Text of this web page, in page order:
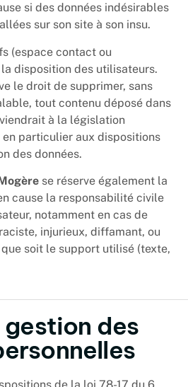
si des données indésirables
sur son site à son insu.
(espace contact ou
disposition des utilisateurs.
le droit de supprimer, sans
tout contenu déposé dans
à la législation
particulier aux dispositions
des données.
se réserve également la
cause la responsabilité civile
notamment en cas de
injurieux, diffamant, ou
soit le support utilisé (texte,
des
de la loi 78-17 du 6